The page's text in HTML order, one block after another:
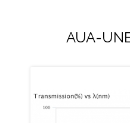
AUA-